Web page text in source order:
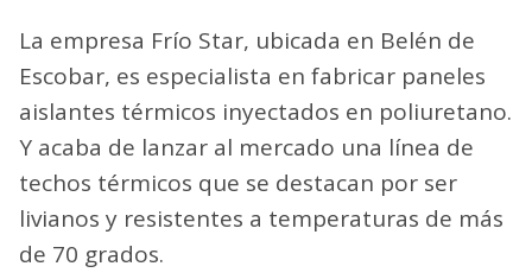
La empresa Frío Star, ubicada en Belén de
Escobar, es especialista en fabricar paneles
aislantes térmicos inyectados en poliuretano.
Y acaba de lanzar al mercado una línea de
techos térmicos que se destacan por ser
livianos y resistentes a temperaturas de más
de 70 grados.